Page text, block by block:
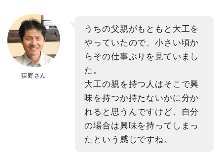
荻野さん
うちの父親がもともと大工を
やっていたので、小さい頃か
らその仕事ぶりを見ていまし
た。
大工の親を持つ人はそこで興
味を持つか持たないかに分か
れると思うんですけど、自分
の場合は興味を持ってしまっ
たという感じですね。